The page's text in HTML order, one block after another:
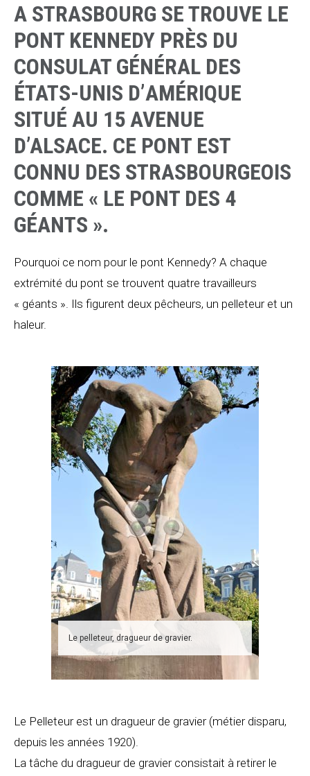
A STRASBOURG SE TROUVE LE
PONT KENNEDY PRÈS DU
CONSULAT GÉNÉRAL DES
ÉTATS-UNIS D’AMÉRIQUE
SITUÉ AU 15 AVENUE
D’ALSACE. CE PONT EST
CONNU DES STRASBOURGEOIS
COMME « LE PONT DES 4
GÉANTS ».
Pourquoi ce nom pour le pont Kennedy? A chaque
extrémité du pont se trouvent quatre travailleurs
« géants ». Ils figurent deux pêcheurs, un pelleteur et un
haleur.
Le pelleteur, dragueur de gravier.
Le Pelleteur est un dragueur de gravier (métier disparu,
depuis les années 1920).
La tâche du dragueur de gravier consistait à retirer le